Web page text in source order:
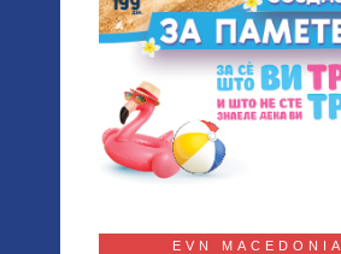
EVN MACEDONIA